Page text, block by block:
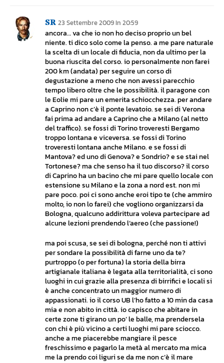
SR 23 Settembre 2009 In 20:59
ancora… va che io non ho deciso proprio un bel
niente. ti dico solo come la penso. a me pare naturale
la scelta di un locale di fiducia, non da ultimo per la
buona riuscita del corso. io personalmente non farei
200 km (andata) per seguire un corso di
degustazione a meno che non avessi parecchio
tempo libero oltre che le possibilità. il paragone con
le Eolie mi pare un emerita schiocchezza. per andare
a Caprino non c’è il ponte levatoio. se sei di Verona
fai prima ad andare a Caprino che a Milano (al netto
del traffico). se fossi di Torino troveresti Bergamo
troppo lontana e viceversa. se fossi di Torino
troveresti lontana anche Milano. e se fossi di
Mantova? ed uno di Genova? e Sondrio? e se stai nel
Tortonese? ma che senso ha il tuo discorso? il corso
di Caprino ha un bacino che mi pare quello locale con
estensione su Milano e la zona a nord est. non mi
pare poco. poi ci sono anche eroi tipo te (che ammiro
molto, io non lo farei) che vogliono organizzarsi da
Bologna, qualcuno addirittura voleva partecipare ad
alcune lezioni prendendo l’aereo (che passione!)
ma poi scusa, se sei di bologna, perché non ti attivi
per sondare la possibilità di farne uno da te?
purtroppo (o per fortuna) la storia della birra
artigianale italiana è legata alla territorialità, ci sono
luoghi in cui grazie alla presenza di birrifici e locali si
è anche concentrato un maggior numero di
appassionati. io il corso UB l’ho fatto a 10 min da casa
mia e non abito in città. io capisco che abitare in
certe zone ti girano un po’ le balle, ma prendersela
con chi è più vicino a certi luoghi mi pare sciocco.
anche a me piacerebbe mangiare il pesce
freschissimo e pagarlo la metà al mercato ma mica
me la prendo coi liguri se da me non c’è il mare